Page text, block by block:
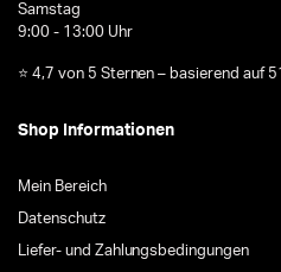
Samstag
9:00 - 13:00 Uhr
⭐ 4,7 von 5 Sternen – basierend auf
Shop Informationen
Mein Bereich
Datenschutz
Liefer- und Zahlungsbedingungen